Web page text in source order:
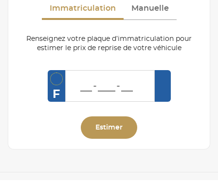
Immatriculation Manuelle
Renseignez votre plaque d’immatriculation pour
estimer le prix de reprise de votre véhicule
F
Estimer